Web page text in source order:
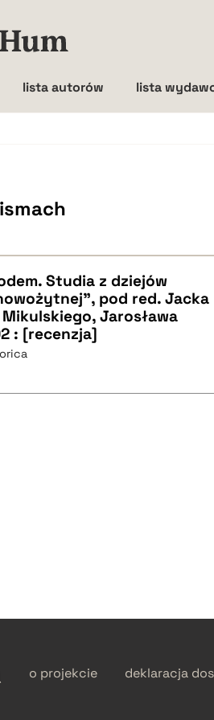
lista autorów lista
Studia z dziejów
pod red. Jacka
Jarosława
: [recenzja]
o projekcie deklaracja